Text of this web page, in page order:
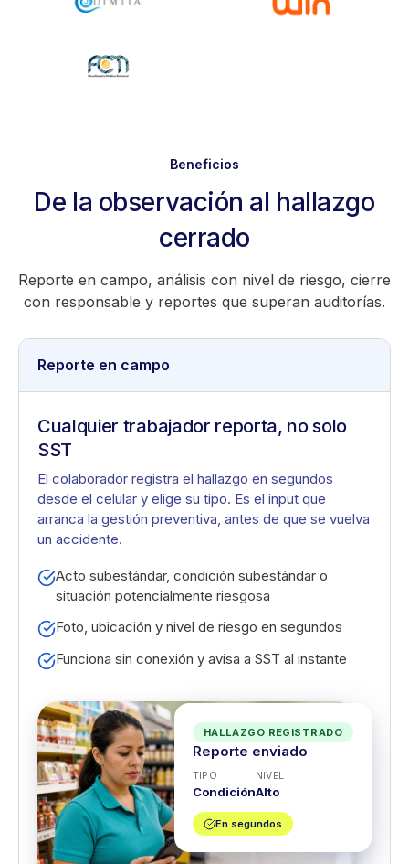
Beneficios
De la observación al hallazgo
cerrado
Reporte en campo, análisis con nivel de riesgo, cierre
con responsable y reportes que superan auditorías.
Reporte en campo
Cualquier trabajador reporta, no solo
SST
El colaborador registra el hallazgo en segundos
desde el celular y elige su tipo. Es el input que
arranca la gestión preventiva, antes de que se vuelva
un accidente.
Acto subestándar, condición subestándar o
situación potencialmente riesgosa
Foto, ubicación y nivel de riesgo en segundos
Funciona sin conexión y avisa a SST al instante
HALLAZGO REGISTRADO
Reporte enviado
TIPO
Condición
NIVEL
Alto
En segundos